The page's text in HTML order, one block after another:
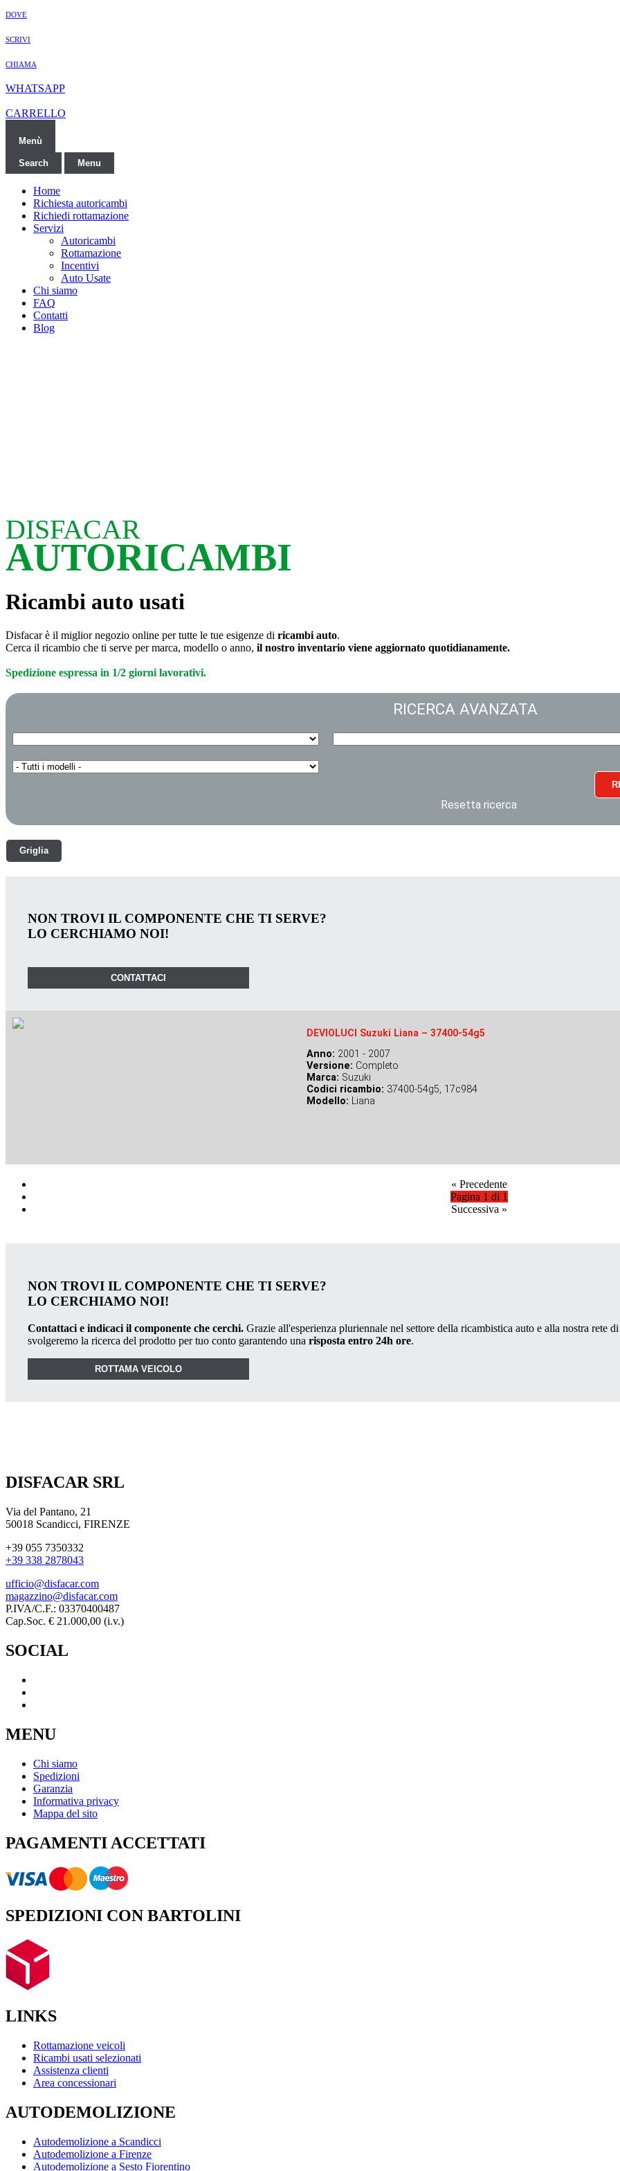
DOVE
SCRIVI
CHIAMA
WHATSAPP
CARRELLO
Menù
Search Menu
Home
Richiesta autoricambi
Richiedi rottamazione
Servizi
Autoricambi
Rottamazione
Incentivi
Auto Usate
Chi siamo
FAQ
Contatti
Blog
DISFACAR
AUTORICAMBI
Ricambi auto usati
Disfacar è il miglior negozio online per tutte le tue esigenze di ricambi auto.
Cerca il ricambio che ti serve per marca, modello o anno, il nostro inventario viene aggiornato quotidianamente.
Spedizione espressa in 1/2 giorni lavorativi.
RICERCA AVANZATA
Resetta ricerca
Griglia
NON TROVI IL COMPONENTE CHE TI SERVE?
LO CERCHIAMO NOI!
CONTATTACI
DEVIOLUCI Suzuki Liana – 37400-54g5
Anno: 2001 - 2007
Versione: Completo
Marca: Suzuki
Codici ricambio: 37400-54g5, 17c984
Modello: Liana
« Precedente
Pagina 1 di 1
Successiva »
NON TROVI IL COMPONENTE CHE TI SERVE?
LO CERCHIAMO NOI!
Contattaci e indicaci il componente che cerchi. Grazie all'esperienza pluriennale nel settore della ricambistica auto e alla nostra rete di
svolgeremo la ricerca del prodotto per tuo conto garantendo una risposta entro 24h ore.
ROTTAMA VEICOLO
DISFACAR SRL
Via del Pantano, 21
50018 Scandicci, FIRENZE
+39 055 7350332
+39 338 2878043
ufficio@disfacar.com
magazzino@disfacar.com
P.IVA/C.F.: 03370400487
Cap.Soc. € 21.000,00 (i.v.)
SOCIAL
MENU
Chi siamo
Spedizioni
Garanzia
Informativa privacy
Mappa del sito
PAGAMENTI ACCETTATI
SPEDIZIONI CON BARTOLINI
LINKS
Rottamazione veicoli
Ricambi usati selezionati
Assistenza clienti
Area concessionari
AUTODEMOLIZIONE
Autodemolizione a Scandicci
Autodemolizione a Firenze
Autodemolizione a Sesto Fiorentino